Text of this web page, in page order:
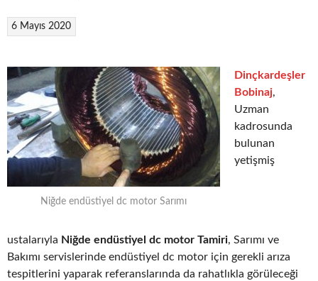
6 Mayıs 2020
Niğde endüstiyel dc motor Sarımı
Dinçkardeşler
Bobinaj,
Uzman
kadrosunda
bulunan
yetişmiş
ustalarıyla Niğde endüstiyel dc motor Tamiri, Sarımı ve
Bakımı servislerinde endüstiyel dc motor için gerekli arıza
tespitlerini yaparak referanslarında da rahatlıkla görüleceği